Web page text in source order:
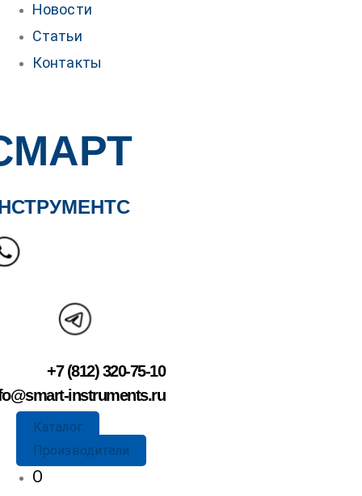
Новости
Статьи
Контакты
+7 (812) 320-75-10
instruments.ru
Каталог
Производители
О